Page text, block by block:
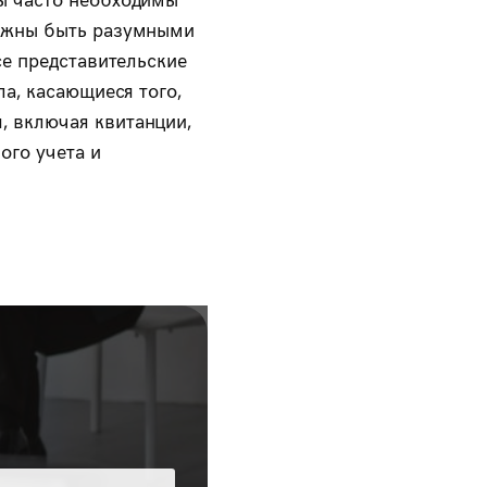
быть разумными
представительские
касающиеся того,
включая квитанции,
учета и